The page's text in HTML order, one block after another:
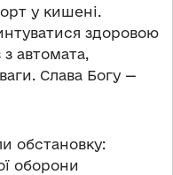
у кишені.
здоровою
автомата,
Слава Богу —
обстановку:
оборони